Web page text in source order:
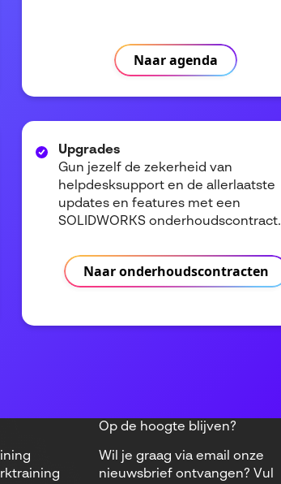
Naar agenda
Upgrades
Gun jezelf de zekerheid van
helpdesksupport en de allerlaatste
updates en features met een
SOLIDWORKS onderhoudscontract.
Naar onderhoudscontracten
Op de hoogte blijven?
Wil je graag via email onze
nieuwsbrief ontvangen? Vul